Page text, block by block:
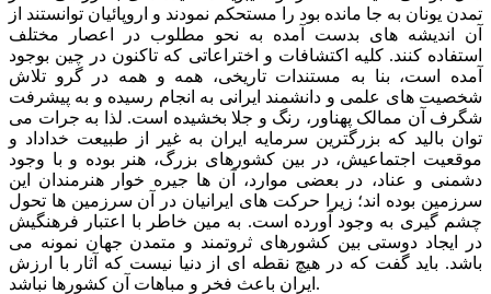
تمدن یونان به جا مانده بود را مستحکم نمودند و اروپائیان توانستند از
آن اندیشه های بدست آمده به نحو مطلوب در اعصار مختلف
استفاده کنند. کلیه اکتشافات و اختراعاتی که تاکنون در چین بوجود
آمده است، بنا به مستندات تاریخی، همه و همه در گرو تلاش
شخصیت های علمی و دانشمند ایرانی به انجام رسیده و به پیشرفت
شگرف آن ممالک پهناور، رنگ و جلا بخشیده است. لذا به جرات می
توان بالید که بزرگترین سرمایه ایران به غیر از طبیعت خداداد و
موقعیت اجتماعیش، در بین کشورهای بزرگ، هنر بوده و با وجود
دشمنی و عناد، در بعضی موارد، آن ها جیره خوار هنرمندان این
سرزمین بوده اند؛ زیرا حرکت های ایرانیان در آن سرزمین ها تحول
چشم گیری به وجود آورده است. به مین خاطر با اعتبار فرهنگیش
در ایجاد دوستی بین کشورهای ثروتمند و متمدن جهان نمونه می
باشد. باید گفت که در هیچ نقطه ای از دنیا نیست که آثار با ارزش
ایران باعث فخر و مباهات آن کشورها نباشد.